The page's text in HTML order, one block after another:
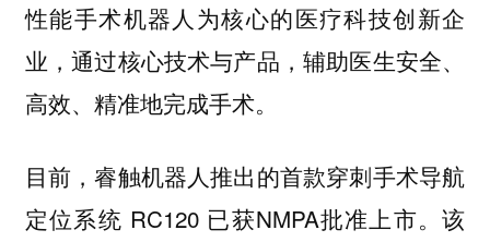
性能手术机器人为核心的医疗科技创新企
业，通过核心技术与产品，辅助医生安全、
高效、精准地完成手术。
目前，睿触机器人推出的首款穿刺手术导航
定位系统 RC120 已获NMPA批准上市。该